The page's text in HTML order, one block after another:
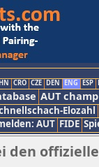
CRO CZE DEN ENG ESP
AUT
Elozahl
AUT FIDE
den